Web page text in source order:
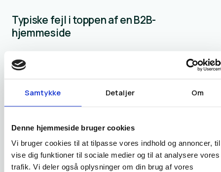
Samtykke Detaljer Om
Denne hjemmeside bruger cookies
Vi bruger cookies til at tilpasse vores indhold og annoncer,
vise dig funktioner til sociale medier og til at analysere vores
trafik. Vi deler også oplysninger om din brug af vores
Typiske fejl i toppen af en B2B-
hjemmeside
om manglende valg. Man vil sige det hele på én gang,
om virksomheden, og alt føles vigtigt. Men besøgende
ser det udefra. De har brug for struktur.
Jeg møder især de samme fejl igen og igen: